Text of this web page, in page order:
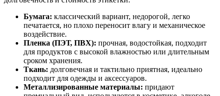
Бумага: классический вариант, недорогой, легко
печатается, но плохо переносит влагу и механическое
воздействие.
Пленка (ПЭТ, ПВХ): прочная, водостойкая, подходит
для продуктов с высокой влажностью или длительным
сроком хранения.
Ткань: долговечная и тактильно приятная, идеально
подходит для одежды и аксессуаров.
Металлизированные материалы: придают